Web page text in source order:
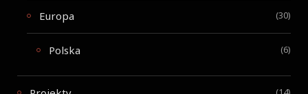
Europa (30)
Polska (6)